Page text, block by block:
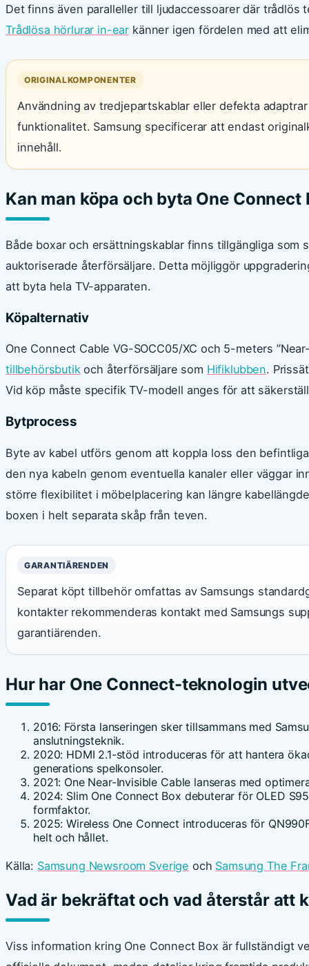
Det finns även paralleller till ljudaccessoarer där trådlös
Trådlösa hörlurar in-ear känner igen fördelen med att
ORIGINALKOMPONENTER
Användning av tredjepartskablar eller defekta
funktionalitet. Samsung specificerar att endast
innehåll.
Kan man köpa och byta One Connect
Både boxar och ersättningskablar finns tillgängliga som
auktoriserade återförsäljare. Detta möjliggör
att byta hela TV-apparaten.
Köpalternativ
One Connect Cable VG-SOCC05/XC och 5-meters
tillbehörsbutikoch återförsäljare som Hifiklubben.
Vid köp måste specifik TV-modell anges för att
Bytprocess
Byte av kabel utförs genom att koppla loss den
den nya kabeln genom eventuella kanaler eller väggar
större flexibilitet i möbelplacering kan längre
boxen i helt separata skåp från teven.
GARANTIÄRENDEN
Separat köpt tillbehör omfattas av Samsungs
kontakter rekommenderas kontakt med Samsungs
garantiärenden.
Hur har One Connect-teknologin
2016: Första lanseringen sker tillsammans med
anslutningsteknik.
2020: HDMI 2.1-stöd introduceras för att hantera
generations spelkonsoler.
2021: One Near-Invisible Cable lanseras med
2024: Slim One Connect Box debuterar för OLED
formfaktor.
2025: Wireless One Connect introduceras för
helt och hållet.
Källa: Samsung Newsroom Sverige och Samsung The
Vad är bekräftat och vad återstår att
Viss information kring One Connect Box är fullständigt